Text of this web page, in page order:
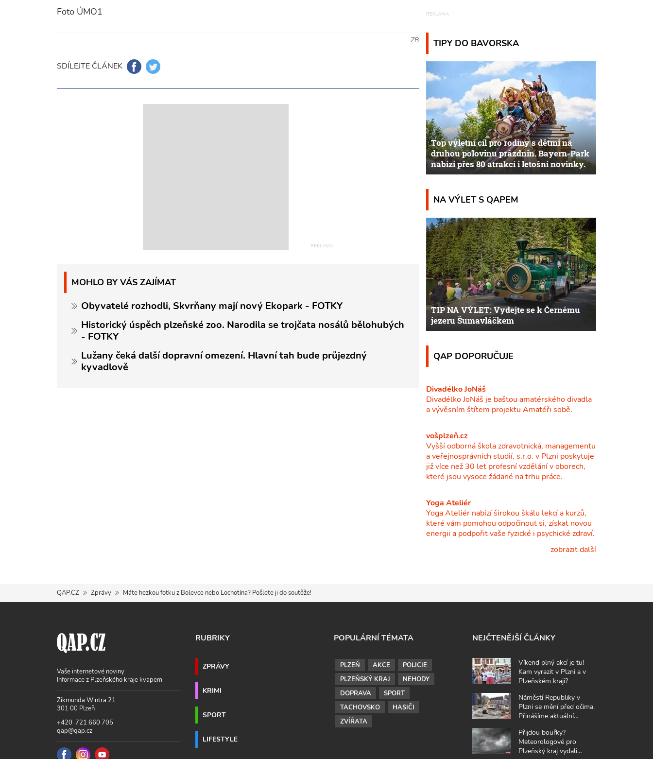
Foto ÚMO1
ZB
SDÍLEJTE ČLÁNEK
MOHLO BY VÁS ZAJÍMAT
Obyvatelé rozhodli, Skvrňany mají nový Ekopark - FOTKY
Historický úspěch plzeňské zoo. Narodila se trojčata nosálů bělohubých
- FOTKY
Lužany čeká další dopravní omezení. Hlavní tah bude průjezdný
kyvadlově
TIPY DO BAVORSKA
Top výletní cíl pro rodiny s dětmi na
druhou polovinu prázdnin. Bayern-Park
nabízí přes 80 atrakcí i letošní novinky.
NA VÝLET S QAPEM
TIP NA VÝLET: Vydejte se k Černému
jezeru Šumavláčkem
QAP DOPORUČUJE
Divadélko JoNáš
Divadélko JoNáš je baštou amatérského divadla
a vývěsním štítem projektu Amatéři sobě.
vošplzeň.cz
Vyšší odborná škola zdravotnická, managementu
a veřejnosprávních studií, s.r.o. v Plzni poskytuje
již více než 30 let profesní vzdělání v oborech,
které jsou vysoce žádané na trhu práce.
Yoga Ateliér
Yoga Ateliér nabízí širokou škálu lekcí a kurzů,
které vám pomohou odpočinout si, získat novou
energii a podpořit vaše fyzické i psychické zdraví.
zobrazit další
QAP.CZ Zprávy Máte hezkou fotku z Bolevce nebo Lochotína? Pošlete ji do soutěže!
Vaše internetové noviny
Informace z Plzeňského kraje kvapem
Zikmunda Wintra 21
301 00 Plzeň
+420 721 660 705
qap@qap.cz
RUBRIKY
ZPRÁVY
KRIMI
SPORT
LIFESTYLE
POPULÁRNÍ TÉMATA
PLZEŇ AKCE
POLICIE
PLZEŇSKÝ KRAJ
NEHODY
DOPRAVA
SPORT
TACHOVSKO
HASIČI
ZVÍŘATA
NEJČTENĚJŠÍ ČLÁNKY
Víkend plný akcí je tu!
Kam vyrazit v Plzni a v
Plzeňském kraji?
Náměstí Republiky v
Plzni se mění před očima.
Přinášíme aktuální
Přijdou bouřky?
Meteorologové pro
Plzeňský kraj vydali